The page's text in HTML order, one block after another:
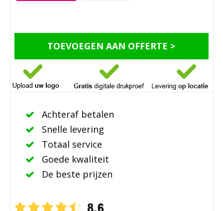
TOEVOEGEN AAN OFFERTE >
Achteraf betalen
Snelle levering
Totaal service
Goede kwaliteit
De beste prijzen